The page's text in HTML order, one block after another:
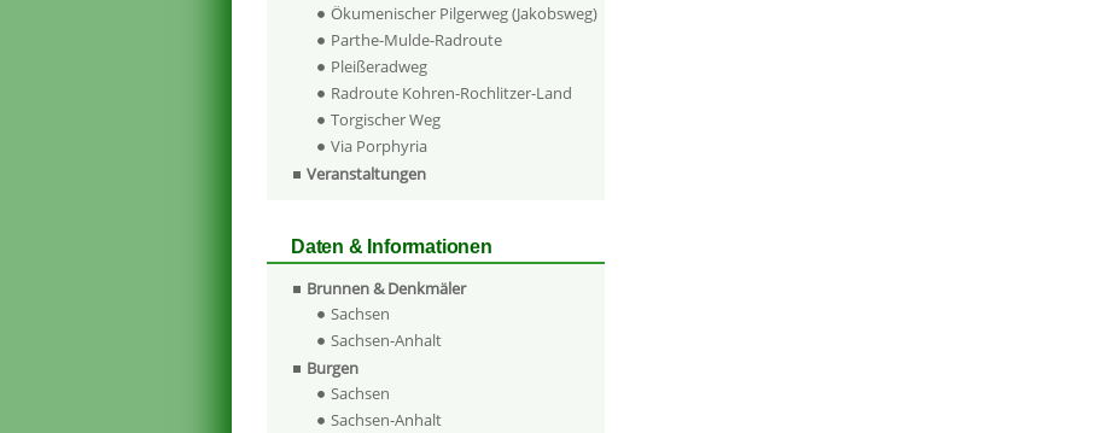
Ökumenischer Pilgerweg (Jakobsweg)
Parthe-Mulde-Radroute
Pleißeradweg
Radroute Kohren-Rochlitzer-Land
Torgischer Weg
Via Porphyria
Veranstaltungen
Daten & Informationen
Brunnen & Denkmäler
Sachsen
Sachsen-Anhalt
Burgen
Sachsen
Sachsen-Anhalt